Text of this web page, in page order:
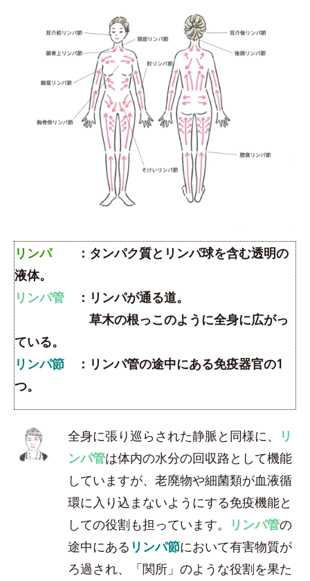
リンパ：タンパク質とリンパ球を含む透明の
液体。
リンパ管 ：リンパが通る道。
草木の根っこのように全身に広がっ
ている。
リンパ節 ：リンパ管の途中にある免疫器官の1
つ。
全身に張り巡らされた静脈と同様に、
リ
ンパ管は体内の水分の回収路として機能
していますが、老廃物や細菌類が血液循
環に入り込まないようにする免疫機能と
しての役割も担っています。
リンパ管の
途中にある リンパ節において有害物質が
ろ過され、「関所」のような役割を果た